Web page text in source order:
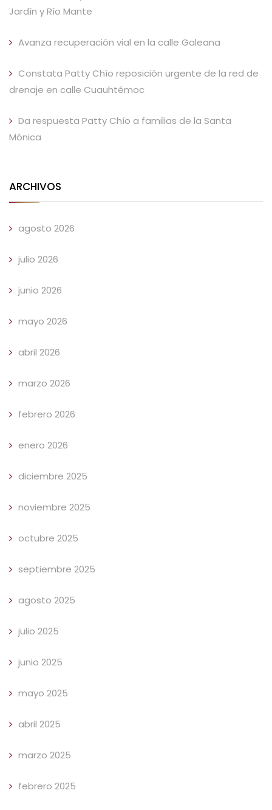
Jardín y Río Mante
Avanza recuperación vial en la calle Galeana
Constata Patty Chío reposición urgente de la red de
drenaje en calle Cuauhtémoc
Da respuesta Patty Chío a familias de la Santa
Mónica
ARCHIVOS
agosto 2026
julio 2026
junio 2026
mayo 2026
abril 2026
marzo 2026
febrero 2026
enero 2026
diciembre 2025
noviembre 2025
octubre 2025
septiembre 2025
agosto 2025
julio 2025
junio 2025
mayo 2025
abril 2025
marzo 2025
febrero 2025